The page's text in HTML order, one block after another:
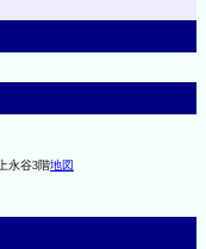
永谷3階地図